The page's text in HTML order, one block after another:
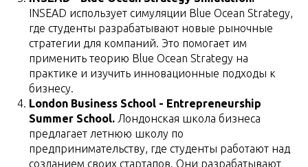
INSEAD использует симуляции Blue Ocean Strategy,
где студенты разрабатывают новые рыночные
стратегии для компаний. Это помогает им
применить теорию Blue Ocean Strategy на
практике и изучить инновационные подходы к
бизнесу.
London Business School - Entrepreneurship
Summer School. Лондонская школа бизнеса
предлагает летнюю школу по
предпринимательству, где студенты работают над
созданием своих стартапов. Они разрабатывают